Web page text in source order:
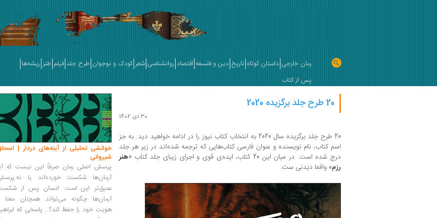
رمان خارجی داستان کوتاه تاریخ دین و فلسفه اقتصاد روانشناسی شعر کودک و نوجوان طرح جلد فیلم طنز ریشه‌ها
پس از کتاب
20 طرح جلد برگزیده 2020
30 دی 1402
20 طرح جلد برگزیده سال 2020 به انتخاب کتاب نیوز را در ادامه خواهید دید. به جز
اسم کتاب، نام نویسنده و عنوان فارسی کتاب‌هایی که ترجمه شده‌اند در زیر هر جلد
درج شده است. در میان این 20 کتاب، ایده‌ی قوی و اجرای زیبای جلد کتاب «
هنر
رزم» واقعا دیدنی‌ ست:
خوانشی تحلیلی از آینه‌های دردار |
شیروانی
پرسش اصلی رمان صرفاً این نیست که
آرمان‌ها شکست خورده‌اند یا
عمیق‌تر این است: انسان پس از
آرمان‌ها چگونه می‌تواند همچنان معنا
هویت خود را حفظ کند؟... پاسخی که